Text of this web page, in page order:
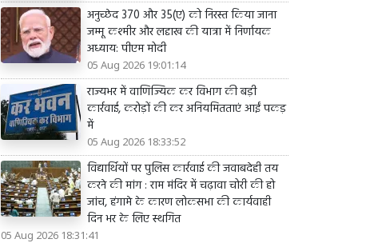
अनुच्छेद 370 और 35(ए) को निरस्त किया जाना
जम्मू कश्मीर और लद्दाख की यात्रा में निर्णायक
अध्याय: पीएम मोदी
05 Aug 2026 19:01:14
राज्यभर में वाणिज्यिक कर विभाग की बड़ी
कार्रवाई, करोड़ों की कर अनियमितताएं आईं पकड़
में
05 Aug 2026 18:33:52
विद्यार्थियों पर पुलिस कार्रवाई की जवाबदेही तय
करने की मांग : राम मंदिर में चढ़ावा चोरी की हो
जांच, हंगामे के कारण लोकसभा की कार्यवाही
दिन भर के लिए स्थगित
05 Aug 2026 18:31:41